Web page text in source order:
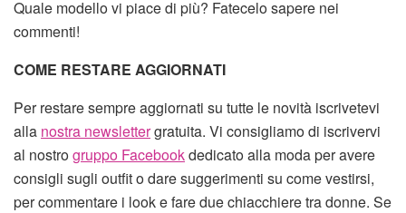
Quale modello vi piace di più? Fatecelo sapere nei
commenti!
COME RESTARE AGGIORNATI
Per restare sempre aggiornati su tutte le novità iscrivetevi
alla nostra newslettergratuita. Vi consigliamo di iscrivervi
al nostrogruppo Facebookdedicato alla moda per avere
consigli sugli outfit o dare suggerimenti su come vestirsi,
per commentare i look e fare due chiacchiere tra donne. Se